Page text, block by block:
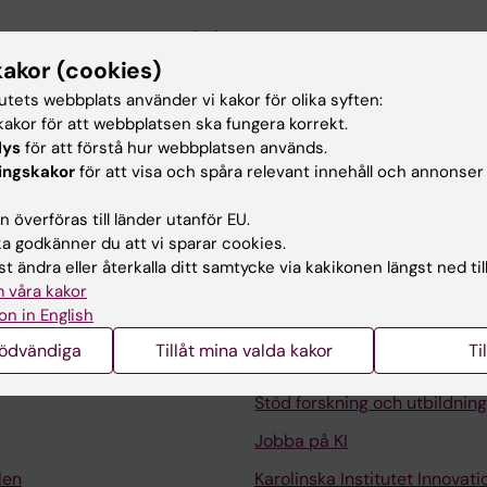
RESEARCH.2025;14(10):871-879
outcomes after proximal humerus fractures in
to be a credible option a secondary analysis of two
trials
K; Martson A; Paloneva J; Wolf O; Berg H; Oester-
K; Fellander-Tsai L; Mattila V; Laitinen M
Alla
Kontakta och besök KI
Universitetsbiblioteket
Stöd forskning och utbildning
Jobba på KI
Karolinska Institutet
(cookies)
webbplats använder vi kakor för olika syften:
för att webbplatsen ska fungera korrekt.
för att förstå hur webbplatsen används.
för att visa och spåra relevant innehåll och
överföras till länder utanför EU.
godkänner du att vi sparar cookies.
ändra eller återkalla ditt samtycke via kakikonen längst ned
våra kakor
in English
Tillåt mina valda kakor